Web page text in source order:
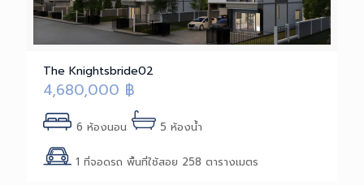
The Knightsbride02
4,680,000 ฿
6 ห้องนอน 5 ห้องน้ำ
1 ที่จอดรถ พื้นที่ใช้สอย 258 ตารางเมตร